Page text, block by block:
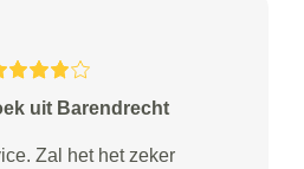
uit Barendrecht
Zal het het zeker